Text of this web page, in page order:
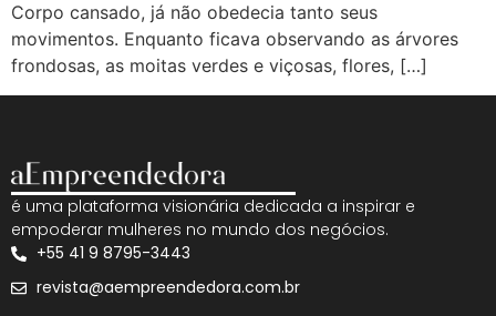
Corpo cansado, já não obedecia tanto seus
movimentos. Enquanto ficava observando as árvores
frondosas, as moitas verdes e viçosas, flores, […]
é uma plataforma visionária dedicada a inspirar e
empoderar mulheres no mundo dos negócios.
+55 41 9 8795-3443
revista@aempreendedora.com.br